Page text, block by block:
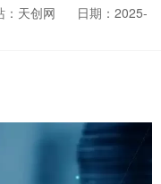
：天创网
日期：2025-